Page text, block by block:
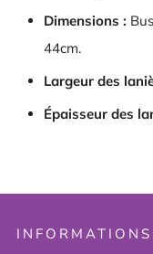
Dimensions :
44cm.
Largeur des
Épaisseur des